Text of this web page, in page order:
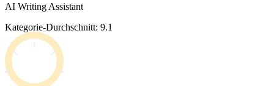
AI Writing Assistant
Kategorie-Durchschnitt: 9.1